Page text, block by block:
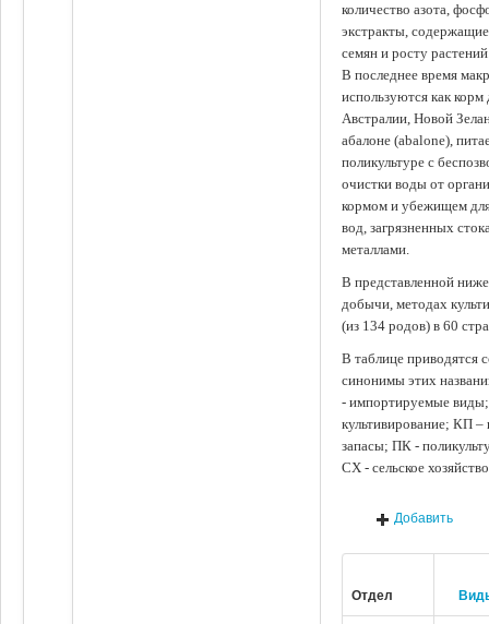
количество азота,
экстракты,
семян и росту
В последнее время
используются как
Австралии, Новой
абалоне (abalone),
поликультуре с
очистки воды от
кормом и убежищем
вод, загрязненных
металлами.
В представленной
добычи, методах
(из 134 родов) в 60
В таблице приводятся
синонимы этих
- импортируемые
культивирование; КП
запасы; ПК -
СХ - сельское
Добавить
Отдел